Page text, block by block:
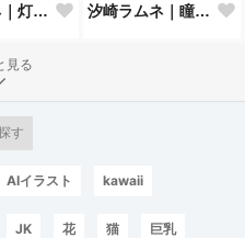
汐崎ラムネ｜灯台の風 汐崎ラムネ｜瞳にうつる夏の海
見る
す
AIイラスト kawaii
JK 花 猫 巨乳